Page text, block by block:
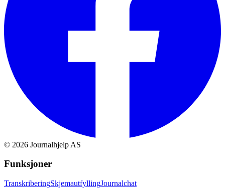
© 2026 Journalhjelp AS
Funksjoner
TranskriberingSkjemautfyllingJournalchat